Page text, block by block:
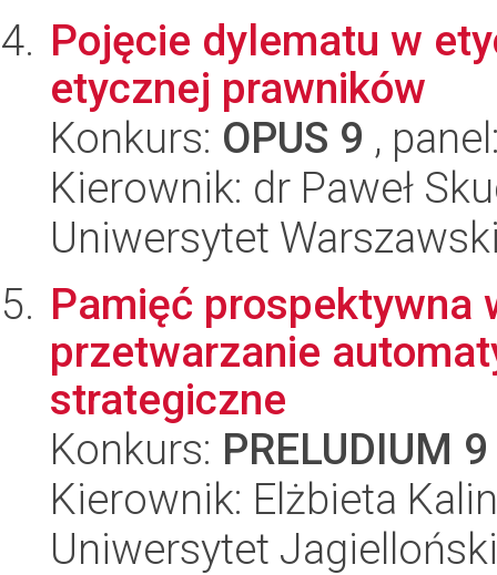
Pojęcie dylematu w
etycznej prawników
Konkurs: OPUS 9 ,
Kierownik: dr Paweł
Uniwersytet
Pamięć prospektywna
przetwarzanie
strategiczne
Konkurs: PRELUDIUM 9
Kierownik: Elżbieta
Uniwersytet